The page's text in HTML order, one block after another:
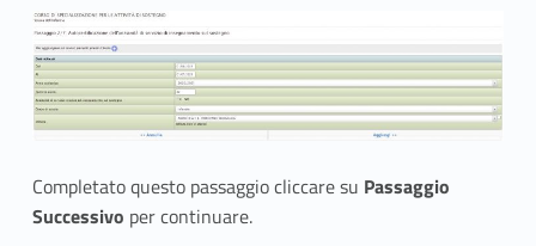
Completato questo passaggio cliccare su Passaggio
Successivo per continuare.